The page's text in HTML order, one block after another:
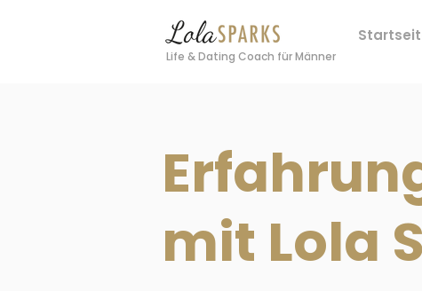
Life & Dating Coach für Männer
mit Lola